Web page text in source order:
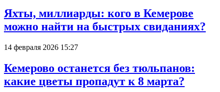
Яхты, миллиарды: кого в Кемерове
можно найти на быстрых свиданиях?
14 февраля 2026 15:27
Кемерово останется без тюльпанов:
какие цветы пропадут к 8 марта?